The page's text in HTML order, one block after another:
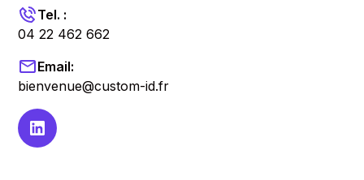
Tel. :
04 22 462 662
Email:
bienvenue@custom-id.fr